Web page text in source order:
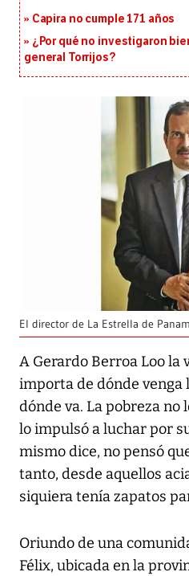
Capira no cumple 171 años
¿Por qué no investigaron
general Torrijos?
El director de La Estrella de
A Gerardo Berroa Loo la
importa de dónde venga
dónde va. La pobreza no
lo impulsó a luchar por
mismo dice, no pensó
tanto, desde aquellos
siquiera tenía zapatos
Oriundo de una
Félix, ubicada en la